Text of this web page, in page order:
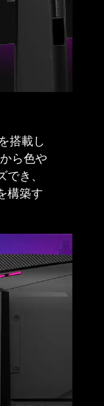
搭載し
ら色や
き、
構築す